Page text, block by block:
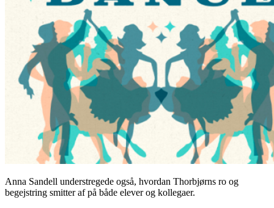
Anna Sandell understregede også, hvordan Thorbjørns ro og
begejstring smitter af på både elever og kollegaer.